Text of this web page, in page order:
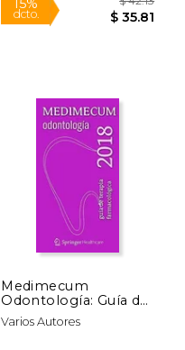
Medimecum
Odontología: Guía de
Terapia
Farmacológica 2018
Varios Autores